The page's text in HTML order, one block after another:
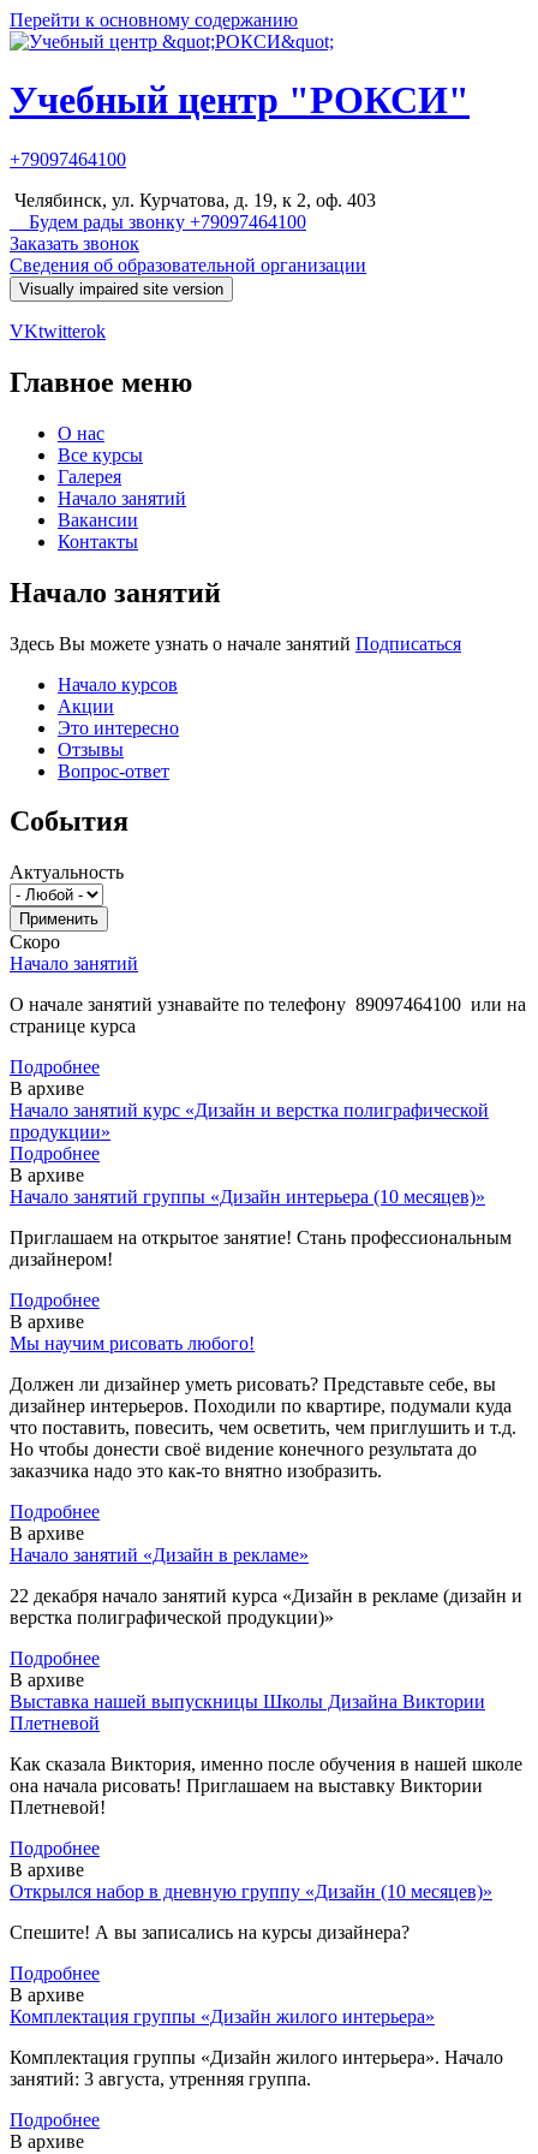
Перейти к основному содержанию
Учебный центр "РОКСИ"
+79097464100
Челябинск, ул. Курчатова, д. 19, к 2, оф. 403
Будем рады звонку +79097464100
Заказать звонок
Сведения об образовательной организации
VKtwitterok
Главное меню
О нас
Все курсы
Галерея
Начало занятий
Вакансии
Контакты
Начало занятий
Здесь Вы можете узнать о начале занятий Подписаться
Начало курсов
Акции
Это интересно
Отзывы
Вопрос-ответ
События
Актуальность
Скоро
Начало занятий
О начале занятий узнавайте по телефону 89097464100 или на
странице курса
Подробнее
В архиве
Начало занятий курс «Дизайн и верстка полиграфической
продукции»
Подробнее
В архиве
Начало занятий группы «Дизайн интерьера (10 месяцев)»
Приглашаем на открытое занятие! Стань профессиональным
дизайнером!
Подробнее
В архиве
Мы научим рисовать любого!
Должен ли дизайнер уметь рисовать? Представьте себе, вы
дизайнер интерьеров. Походили по квартире, подумали куда
что поставить, повесить, чем осветить, чем приглушить и т.д.
Но чтобы донести своё видение конечного результата до
заказчика надо это как-то внятно изобразить.
Подробнее
В архиве
Начало занятий «Дизайн в рекламе»
22 декабря начало занятий курса «Дизайн в рекламе (дизайн и
верстка полиграфической продукции)»
Подробнее
В архиве
Выставка нашей выпускницы Школы Дизайна Виктории
Плетневой
Как сказала Виктория, именно после обучения в нашей школе
она начала рисовать! Приглашаем на выставку Виктории
Плетневой!
Подробнее
В архиве
Открылся набор в дневную группу «Дизайн (10 месяцев)»
Спешите! А вы записались на курсы дизайнера?
Подробнее
В архиве
Комплектация группы «Дизайн жилого интерьера»
Комплектация группы «Дизайн жилого интерьера». Начало
занятий: 3 августа, утренняя группа.
Подробнее
В архиве